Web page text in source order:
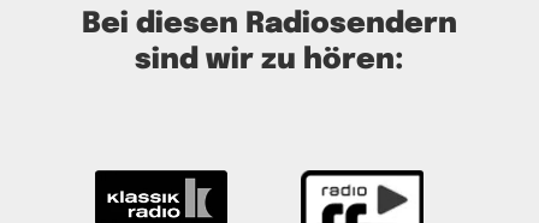
Bei diesen Radiosendern
sind wir zu hören: